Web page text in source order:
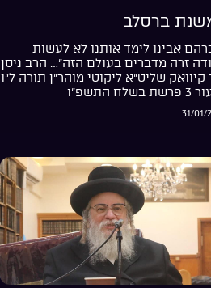
ברסלב
אבינו לימד אותנו לא לעשות
זרה מדברים בעולם הזה”… הרב ניסן
קיוואק שליט”א ליקוטי מוהר”ן תורה ל”ו
התשפ”ו
31/01/